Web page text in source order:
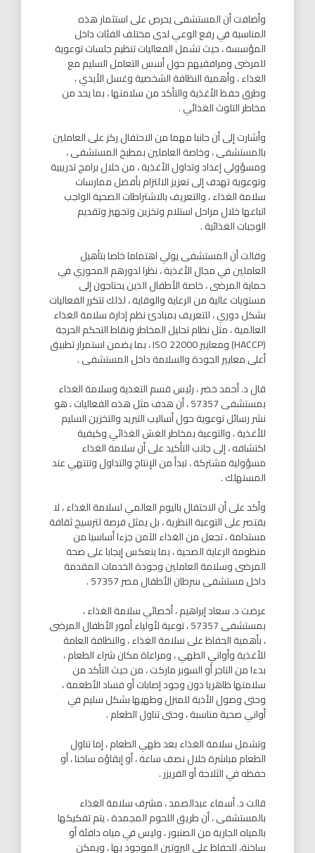
وأضافت أن المستشفى يحرص على استثمار هذه
المناسبة في رفع الوعي لدى مختلف الفئات داخل
المؤسسة ، حيث تشمل الفعاليات تنظيم جلسات توعوية
للمرضى ومرافقيهم حول أسس التعامل السليم مع
الغذاء ، وأهمية النظافة الشخصية وغسل الأيدي ،
وطرق حفظ الأغذية والتأكد من سلامتها ، بما يحد من
مخاطر التلوث الغذائي .
وأشارت إلى أن جانبا مهما من الاحتفال ركز على العاملين
بالمستشفى ، وخاصة العاملين بمطبخ المستشفى ،
ومسؤولي إعداد وتداول الأغذية ، من خلال برامج تدريبية
وتوعوية تهدف إلى تعزيز الالتزام بأفضل ممارسات
سلامة الغذاء ، والتعريف بالاشتراطات الصحية الواجب
اتباعها خلال مراحل استلام وتخزين وتجهيز وتقديم
الوجبات الغذائية .
وقالت أن المستشفى يولي اهتماما خاصا بتأهيل
العاملين في مجال الأغذية ، نظرا لدورهم المحوري في
حماية المرضى ، خاصة الأطفال الذين يحتاجون إلى
مستويات عالية من الرعاية والوقاية ، لذلك تتكرر الفعاليات
بشكل دوري ، للتعريف بمبادئ نظم إدارة سلامة الغذاء
العالمية ، مثل نظام تحليل المخاطر ونقاط التحكم الحرجة
(HACCP) ومعايير ISO 22000 ، بما يضمن استمرار تطبيق
أعلى معايير الجودة والسلامة داخل المستشفى .
قال د. أحمد خضر ، رئيس قسم التغذية وسلامة الغذاء
بمستشفى 57357 ، أن هدف مثل هذه الفعاليات ، هو
نشر رسائل توعوية حول أساليب التبريد والتخزين السليم
للأغذية ، والتوعية بمخاطر الغش الغذائي وكيفية
اكتشافه ، إلى جانب التأكيد على أن سلامة الغذاء
مسؤولية مشتركة ، تبدأ من الإنتاج والتداول وتنتهي عند
المستهلك .
وأكد على أن الاحتفال باليوم العالمي لسلامة الغذاء ، لا
يقتصر على التوعية النظرية ، بل يمثل فرصة لترسيخ ثقافة
مستدامة ، تجعل من الغذاء الآمن جزءا أساسيا من
منظومة الرعاية الصحية ، بما ينعكس إيجابا على صحة
المرضى وسلامة العاملين وجودة الخدمات المقدمة
داخل مستشفى سرطان الأطفال مصر 57357 .
عرضت د. سعاد إبراهيم ، أخصائي سلامة الغذاء ،
بمستشفى 57357 ، توعية لأولياء أمور الأطفال المرضى
، بأهمية الحفاظ على سلامة الغذاء ، والنظافة العامة
للأغذية وأواني الطهي ، ومراعاة مكان شراء الطعام ،
بدءا من التاجر أو السوبر ماركت ، من حيث التأكد من
سلامتها ظاهريا دون وجود إصابات أو فساد الأطعمة ،
وحتى وصول الأذية للمنزل وطهيها بشكل سليم في
أواني صحية مناسبة ، وحتى تناول الطعام .
وتشمل سلامة الغذاء بعد طهي الطعام ، إما تناول
الطعام مباشرة خلال نصف ساعة ، أو إبقاؤه ساخنا ، أو
حفظه في الثلاجة أو الفريزر .
قالت د. أسماء عبدالصمد ، مشرف سلامة الغذاء
بالمستشفى ، أن طريق اللحوم المجمدة ، يتم تفكيكها
بالمياه الجارية من الصنبور ، وليس في مياه دافئة أو
ساخنة، للحفاظ على البروتين الموجود بها ، ويمكن